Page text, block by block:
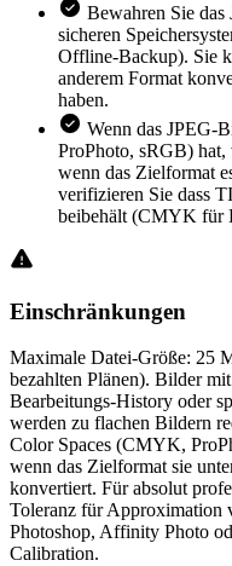
Bewahren Sie
sicheren
Offline-Backup). Sie
anderem Format
haben.
Wenn das JPEG-
ProPhoto, sRGB)
wenn das Zielformat
verifizieren Sie dass
beibehält (CMYK für
Einschränkungen
Maximale Datei-Größe: 25
bezahlten Plänen). Bilder
Bearbeitungs-History oder
werden zu flachen Bildern
Color Spaces (CMYK,
wenn das Zielformat sie
konvertiert. Für absolut
Toleranz für Approximation
Photoshop, Affinity Photo
Calibration.